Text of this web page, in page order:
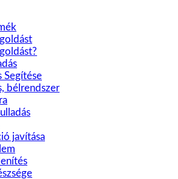
Segítése
bélrendszer
javítása